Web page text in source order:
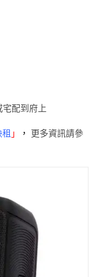
配到府上
」 ，
更多資訊請參